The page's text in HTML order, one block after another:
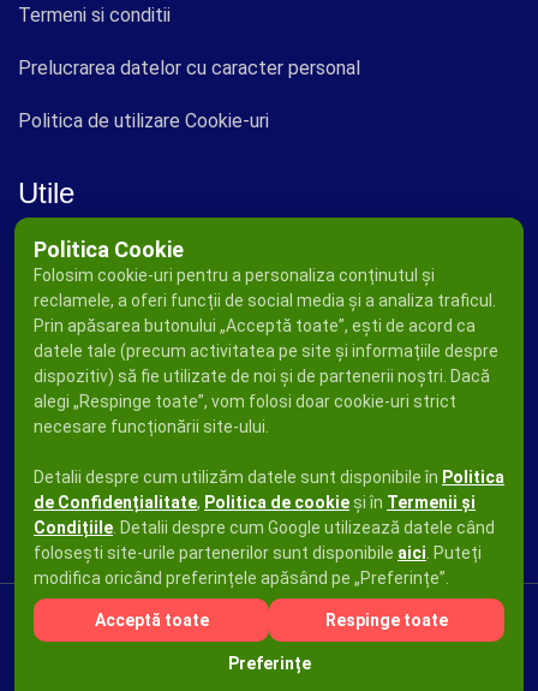
Termeni si conditii
Prelucrarea datelor cu caracter personal
Politica de utilizare Cookie-uri
Utile
Copyright © 2026Ad Press Publicity SRLToate drepturile
rezervate.
Politica Cookie
Folosim cookie-uri pentru a personaliza conținutul și
reclamele, a oferi funcții de social media și a analiza traficul.
Prin apăsarea butonului „Acceptă toate”, ești de acord ca
datele tale (precum activitatea pe site și informațiile despre
dispozitiv) să fie utilizate de noi și de partenerii noștri. Dacă
alegi „Respinge toate”, vom folosi doar cookie-uri strict
necesare funcționării site-ului.
Detalii despre cum utilizăm datele sunt disponibile în Politica
de Confidențialitate, Politica de cookieși în Termenii și
Condițiile . Detalii despre cum Google utilizează datele când
folosești site-urile partenerilor sunt disponibile aici . Puteți
modifica oricând preferințele apăsând pe „Preferințe”.
Acceptă toate Respinge toate
Preferințe